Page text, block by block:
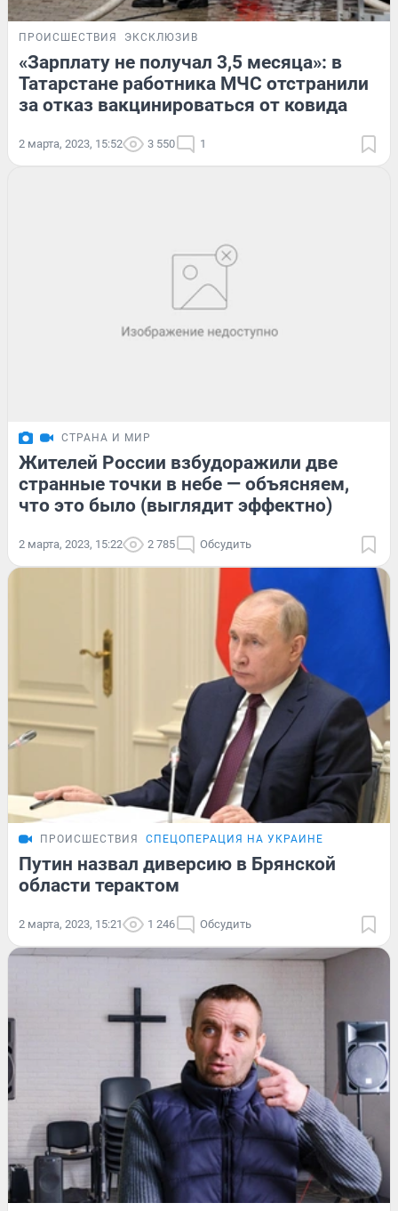
ПРОИСШЕСТВИЯ ЭКСКЛЮЗИВ
«Зарплату не получал 3,5 месяца»: в
Татарстане работника МЧС отстранили
за отказ вакцинироваться от ковида
2 марта, 2023, 15:52 3 550 1
СТРАНА И МИР
Жителей России взбудоражили две
странные точки в небе — объясняем,
что это было (выглядит эффектно)
2 марта, 2023, 15:22 2 785 Обсудить
ПРОИСШЕСТВИЯ СПЕЦОПЕРАЦИЯ НА УКРАИНЕ
Путин назвал диверсию в Брянской
области терактом
2 марта, 2023, 15:21 1 246 Обсудить